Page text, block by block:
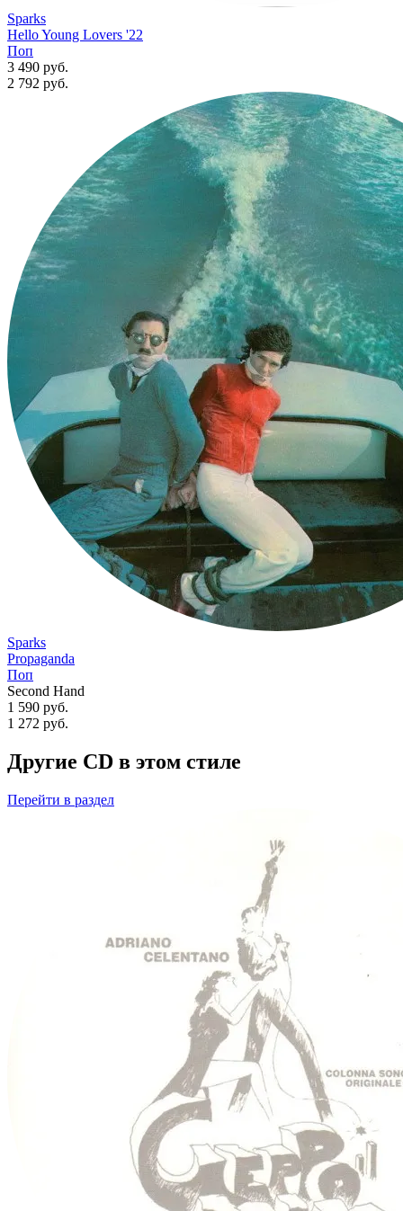
Sparks
Hello Young Lovers '22
Поп
3 490 руб.
2 792 руб.
Sparks
Propaganda
Поп
Second Hand
1 590 руб.
1 272 руб.
Другие CD в этом стиле
Перейти в раздел